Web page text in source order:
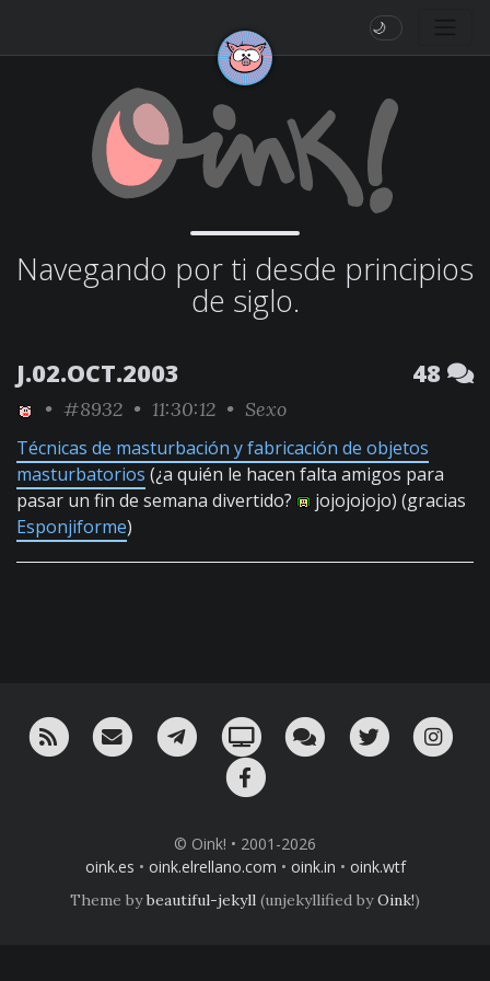
🌙
Navegando por ti desde principios
de siglo.
J.02.OCT.2003 48
• #8932 • 11:30:12 • Sexo
Técnicas de masturbación y fabricación de objetos
masturbatorios (¿a quién le hacen falta amigos para
pasar un fin de semana divertido?
jojojojojo) (gracias
Esponjiforme)
RSS ¡Mándame un email!¡Nuestro canal en Telegram!
Oink! TV Charla con nosotros
Twitter
© Oink! • 2001-2026
oink.es • oink.elrellano.com • oink.in • oink.wtf
Theme bybeautiful-jekyll (unjekyllified byOink!)